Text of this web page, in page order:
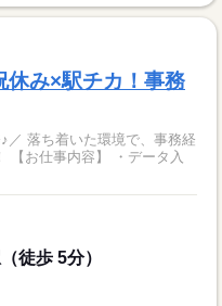
み×駅チカ！事務
務経
徒歩 5分）